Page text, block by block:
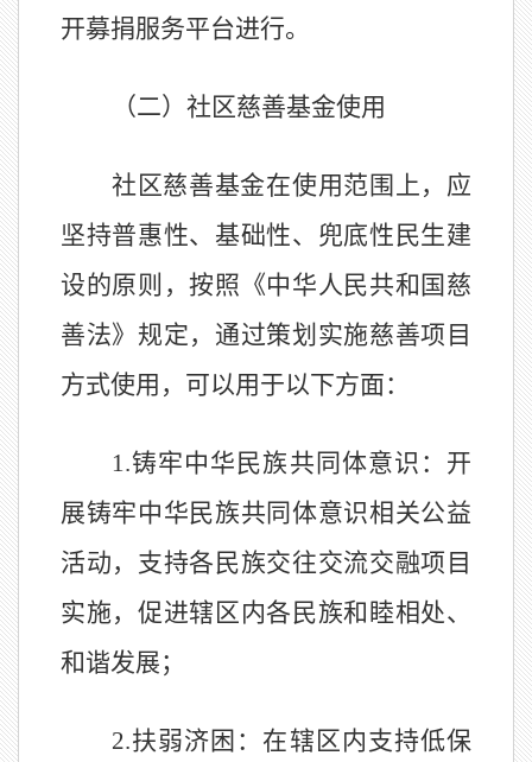
开募捐服务平台进行。
（二）社区慈善基金使用
社区慈善基金在使用范围上，应
坚持普惠性、基础性、兜底性民生建
设的原则，按照《中华人民共和国慈
善法》规定，通过策划实施慈善项目
方式使用，可以用于以下方面：
1.铸牢中华民族共同体意识：开
展铸牢中华民族共同体意识相关公益
活动，支持各民族交往交流交融项目
实施，促进辖区内各民族和睦相处、
和谐发展；
2.扶弱济困： 在辖区内支持低保